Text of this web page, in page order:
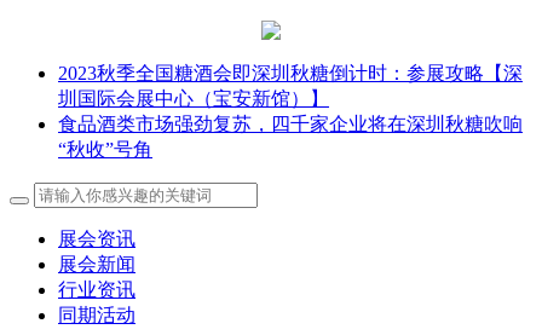
2023秋季全国糖酒会即深圳秋糖倒计时：参展攻略【深
圳国际会展中心（宝安新馆）】
食品酒类市场强劲复苏，四千家企业将在深圳秋糖吹响
“秋收”号角
展会资讯
展会新闻
行业资讯
同期活动